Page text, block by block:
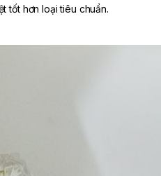
tốt hơn loại tiêu chuẩn.